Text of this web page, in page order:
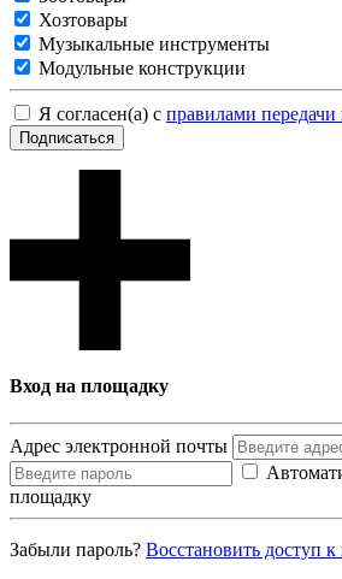
Хозтовары
Музыкальные инструменты
Модульные конструкции
Я согласен(а) с правилами
Подписаться
Вход на площадку
Адрес электронной почты
площадку
Забыли пароль? Восcтановить доступ